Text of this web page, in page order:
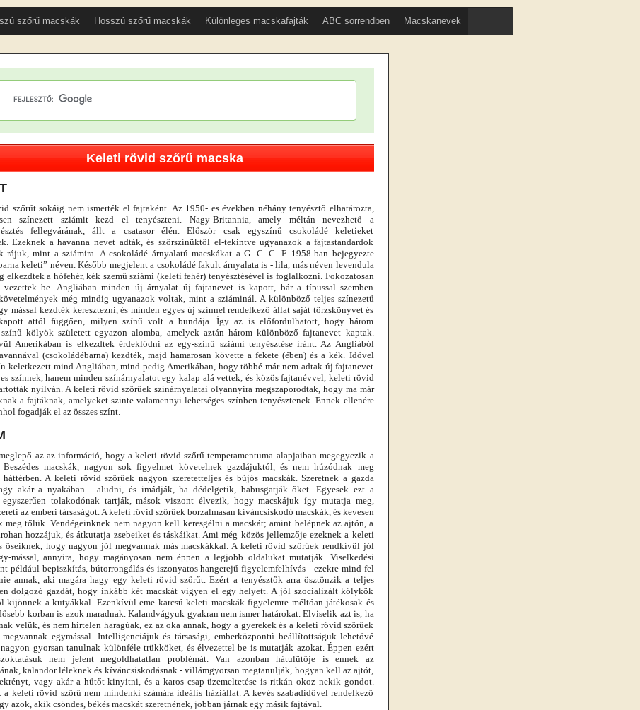
szőrű macskák Hosszú szőrű macskák Különleges macskafajták ABC sorrendben Macskanevek
Keleti rövid szőrű macska
szőrűt sokáig nem ismerték el fajtaként. Az 1950- es években néhány tenyésztő elhatározta,
színezett sziámit kezd el tenyészteni. Nagy-Britannia, amely méltán nevezhető a
fellegvárának, állt a csatasor élén. Először csak egyszínű csokoládé keletieket
Ezeknek a havanna nevet adták, és szőrszínüktől el-tekintve ugyanazok a fajtastandardok
rájuk, mint a sziámira. A csokoládé árnyalatú macskákat a G. C. C. F. 1958-ban bejegyezte
keleti” néven. Később megjelent a csokoládé fakult árnyalata is - lila, más néven levendula
elkezdtek a hófehér, kék szemű sziámi (keleti fehér) tenyésztésével is foglalkozni. Fokozatosan
vezettek be. Angliában minden új árnyalat új fajtanevet is kapott, bár a típussal szemben
még mindig ugyanazok voltak, mint a sziáminál. A különböző teljes színezetű
mással kezdték keresztezni, és minden egyes új színnel rendelkező állat saját törzskönyvet és
attól függően, milyen színű volt a bundája. Így az is előfordulhatott, hogy három
kölyök született egyazon alomba, amelyek aztán három különböző fajtanevet kaptak.
Amerikában is elkezdtek érdeklődni az egy-színű sziámi tenyésztése iránt. Az Angliából
(csokoládébarna) kezdték, majd hamarosan követte a fekete (ében) és a kék. Idővel
keletkezett mind Angliában, mind pedig Amerikában, hogy többé már nem adtak új fajtanevet
színnek, hanem minden színárnyalatot egy kalap alá vettek, és közös fajtanévvel, keleti rövid
nyilván. A keleti rövid szőrűek színárnyalatai olyannyira megszaporodtak, hogy ma már
a fajtáknak, amelyeket szinte valamennyi lehetséges színben tenyésztenek. Ennek ellenére
fogadják el az összes színt.
az az információ, hogy a keleti rövid szőrű temperamentuma alapjaiban megegyezik a
Beszédes macskák, nagyon sok figyelmet követelnek gazdájuktól, és nem húzódnak meg
háttérben. A keleti rövid szőrűek nagyon szeretetteljes és bújós macskák. Szeretnek a gazda
akár a nyakában - aludni, és imádják, ha dédelgetik, babusgatják őket. Egyesek ezt a
egyszerűen tolakodónak tartják, mások viszont élvezik, hogy macskájuk így mutatja meg,
az emberi társaságot. A keleti rövid szőrűek borzalmasan kíváncsiskodó macskák, és kevesen
meg tőlük. Vendégeinknek nem nagyon kell keresgélni a macskát; amint belépnek az ajtón, a
hozzájuk, és átkutatja zsebeiket és táskáikat. Ami még közös jellemzője ezeknek a keleti
őseiknek, hogy nagyon jól megvannak más macskákkal. A keleti rövid szőrűek rendkívül jól
mással, annyira, hogy magányosan nem éppen a legjobb oldalukat mutatják. Viselkedési
például bepiszkítás, bútorrongálás és iszonyatos hangerejű figyelemfelhívás - ezekre mind fel
annak, aki magára hagy egy keleti rövid szőrűt. Ezért a tenyésztők arra ösztönzik a teljes
dolgozó gazdát, hogy inkább két macskát vigyen el egy helyett. A jól szocializált kölykök
kijönnek a kutyákkal. Ezenkívül eme karcsú keleti macskák figyelemre méltóan játékosak és
korban is azok maradnak. Kalandvágyuk gyakran nem ismer határokat. Elviselik azt is, ha
velük, és nem hirtelen haragúak, ez az oka annak, hogy a gyerekek és a keleti rövid szőrűek
egymással. Intelligenciájuk és társasági, emberközpontú beállítottságuk lehetővé
gyorsan tanulnak különféle trükköket, és élvezettel be is mutatják azokat. Éppen ezért
nem jelent megoldhatatlan problémát. Van azonban hátulütője is ennek az
kalandor léleknek és kíváncsiskodásnak - villámgyorsan megtanulják, hogyan kell az ajtót,
vagy akár a hűtőt kinyitni, és a karos csap üzemeltetése is ritkán okoz nekik gondot.
a keleti rövid szőrű nem mindenki számára ideális háziállat. A kevés szabadidővel rendelkező
azok, akik csöndes, békés macskát szeretnének, jobban járnak egy másik fajtával.